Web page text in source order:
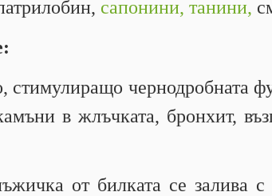
сапонини, танини,
стимулиращо чернодробната
в жлъчката, бронхит,
от билката се залива